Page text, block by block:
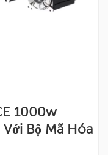
1000w
Bộ Mã Hóa